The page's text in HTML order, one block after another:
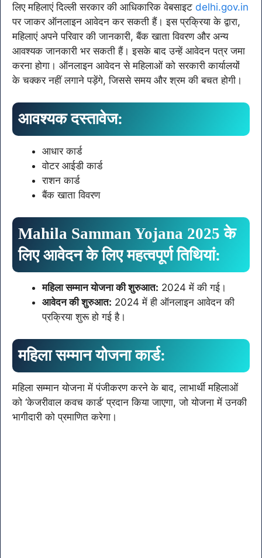
लिए महिलाएं दिल्ली सरकार की आधिकारिक वेबसाइट delhi.gov.in
पर जाकर ऑनलाइन आवेदन कर सकती हैं। इस प्रक्रिया के द्वारा,
महिलाएं अपने परिवार की जानकारी, बैंक खाता विवरण और अन्य
आवश्यक जानकारी भर सकती हैं। इसके बाद उन्हें आवेदन पत्र जमा
करना होगा। ऑनलाइन आवेदन से महिलाओं को सरकारी कार्यालयों
के चक्कर नहीं लगाने पड़ेंगे, जिससे समय और श्रम की बचत होगी।
आवश्यक दस्तावेज:
आधार कार्ड
वोटर आईडी कार्ड
राशन कार्ड
बैंक खाता विवरण
Mahila Samman Yojana 2025 के
लिए आवेदन के लिए महत्वपूर्ण तिथियां:
महिला सम्मान योजना की शुरुआत: 2024 में की गई।
आवेदन की शुरुआत: 2024 में ही ऑनलाइन आवेदन की
प्रक्रिया शुरू हो गई है।
महिला सम्मान योजना कार्ड:
महिला सम्मान योजना में पंजीकरण करने के बाद, लाभार्थी महिलाओं
को ‘केजरीवाल कवच कार्ड’ प्रदान किया जाएगा, जो योजना में उनकी
भागीदारी को प्रमाणित करेगा।